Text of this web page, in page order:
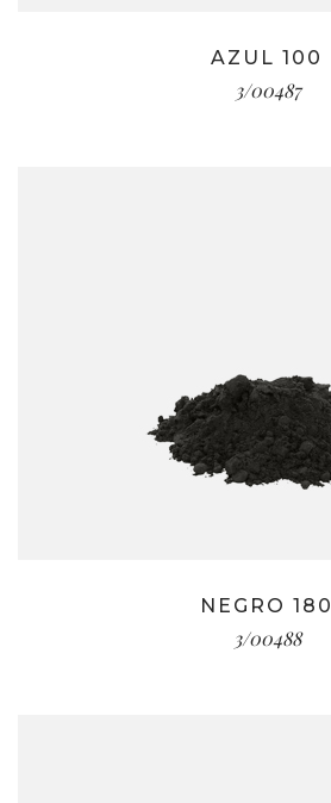
AZUL 100
3/00487
NEGRO 180
3/00488